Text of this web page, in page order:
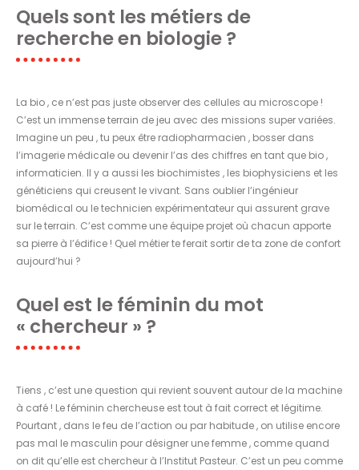
Quels sont les métiers de
recherche en biologie ?
La bio , ce n’est pas juste observer des cellules au microscope !
C’est un immense terrain de jeu avec des missions super variées.
Imagine un peu , tu peux être radiopharmacien , bosser dans
l’imagerie médicale ou devenir l’as des chiffres en tant que bio ,
informaticien. Il y a aussi les biochimistes , les biophysiciens et les
généticiens qui creusent le vivant. Sans oublier l’ingénieur
biomédical ou le technicien expérimentateur qui assurent grave
sur le terrain. C’est comme une équipe projet où chacun apporte
sa pierre à l’édifice ! Quel métier te ferait sortir de ta zone de confort
aujourd’hui ?
Quel est le féminin du mot
« chercheur » ?
Tiens , c’est une question qui revient souvent autour de la machine
à café ! Le féminin chercheuse est tout à fait correct et légitime.
Pourtant , dans le feu de l’action ou par habitude , on utilise encore
pas mal le masculin pour désigner une femme , comme quand
on dit qu’elle est chercheur à l’Institut Pasteur. C’est un peu comme